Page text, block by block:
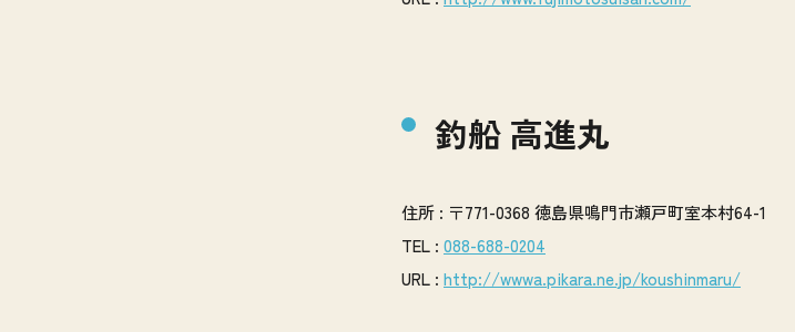
釣船 高進丸
住所 : 〒771-0368 徳島県鳴門市瀬戸町室本村64-1
TEL : 088-688-0204
URL : http://wwwa.pikara.ne.jp/koushinmaru/